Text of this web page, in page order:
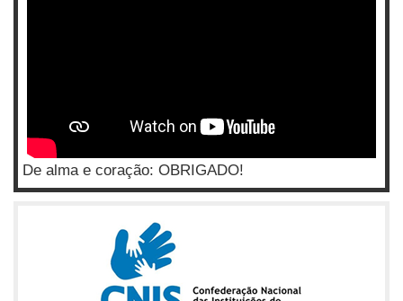
De alma e coração: OBRIGADO!